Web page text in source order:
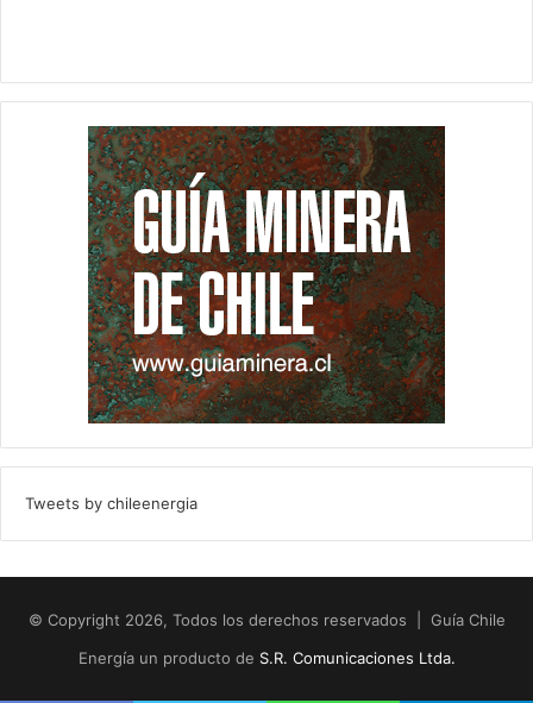
Tweets by chileenergia
© Copyright 2026, Todos los derechos reservados | Guía Chile
Energía un producto de S.R. Comunicaciones Ltda.